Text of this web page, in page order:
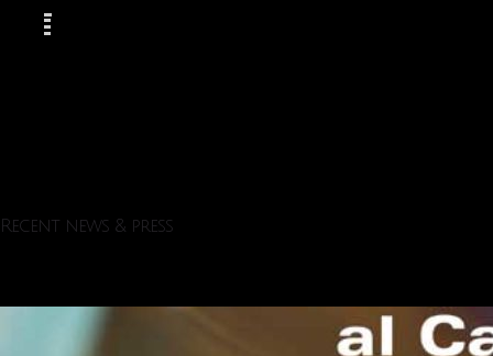
Recent news & press